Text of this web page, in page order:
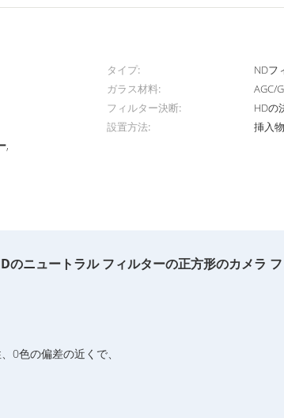
タイプ:
NDフ
ガラス材料:
AGC/
フィルター決断:
HDの
設置方法:
挿入物
,
のニュートラル フィルターの正方形のカメラ
0色の偏差の近くで、